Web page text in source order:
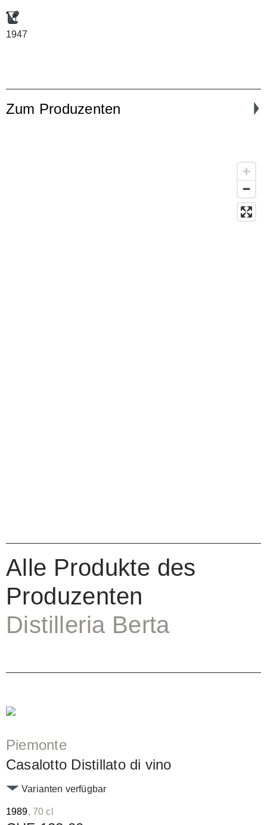
1947
Zum Produzenten
Alle Produkte des
Produzenten
Distilleria Berta
Piemonte
Casalotto Distillato di vino
1989, 70 cl
Varianten verfügbar